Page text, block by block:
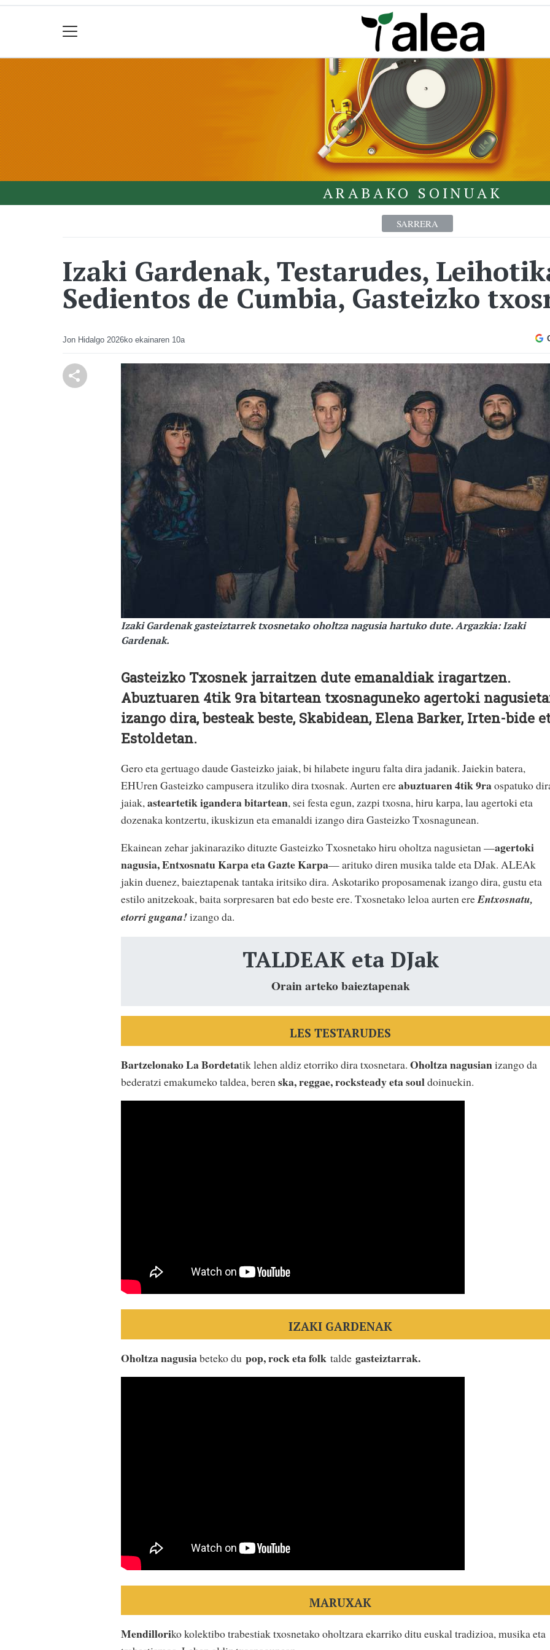
ARABAKO SOINUAK
SARRERA
Izaki Gardenak, Testarudes,
Sedientos de Cumbia, Gasteizko
Jon Hidalgo 2026ko ekainaren 10a
Izaki Gardenak gasteiztarrek txosnetako oholtza nagusia hartuko dute. Argazkia: Izaki
Gardenak.
Gasteizko Txosnek jarraitzen dute emanaldiak iragartzen.
Abuztuaren 4tik 9ra bitartean txosnaguneko agertoki
izango dira, besteak beste, Skabidean, Elena Barker, Irten-bide
Estoldetan.
Gero eta gertuago daude Gasteizko jaiak, bi hilabete inguru falta dira jadanik. Jaiekin batera,
EHUren Gasteizko campusera itzuliko dira txosnak. Aurten ereabuztuaren 4tik 9raospatuko
jaiak,asteartetik igandera bitartean, sei festa egun, zazpi txosna, hiru karpa, lau agertoki eta
dozenaka kontzertu, ikuskizun eta emanaldi izango dira Gasteizko Txosnagunean.
Ekainean zehar jakinaraziko dituzte Gasteizko Txosnetako hiru oholtza nagusietan —agertoki
nagusia, Entxosnatu Karpa eta Gazte Karpa— arituko diren musika talde eta DJak. ALEAk
jakin duenez, baieztapenak tantaka iritsiko dira. Askotariko proposamenak izango dira, gustu eta
estilo anitzekoak, baita sorpresaren bat edo beste ere. Txosnetako leloa aurten ereEntxosnatu,
etorri gugana!izango da.
TALDEAK eta DJak
Orain arteko baieztapenak
LES TESTARUDES
Bartzelonako LaBordetatik lehen aldiz etorriko dira txosnetara. Oholtza nagusianizango da
bederatzi emakumeko taldea, beren ska, reggae, rocksteady eta souldoinuekin.
IZAKI GARDENAK
Oholtza nagusiabeteko du pop, rock eta folk talde gasteiztarrak.
MARUXAK
Mendilloriko kolektibo trabestiak txosnetako oholtzara ekarriko ditu euskal tradizioa, musika eta